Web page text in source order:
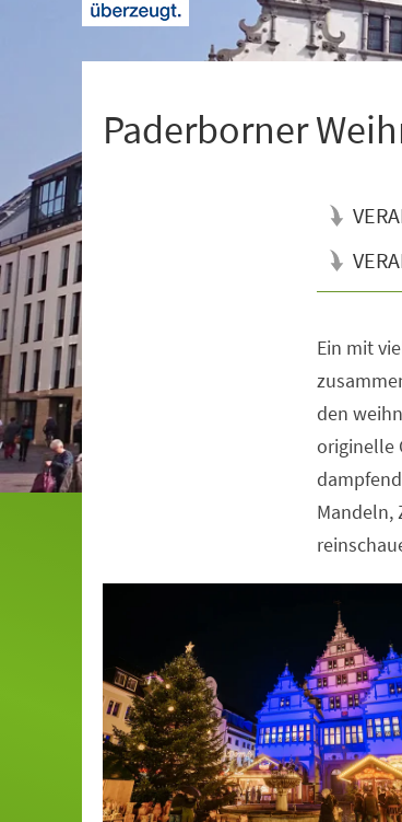
Paderborner
Ein mit
den
originelle
Mandeln,